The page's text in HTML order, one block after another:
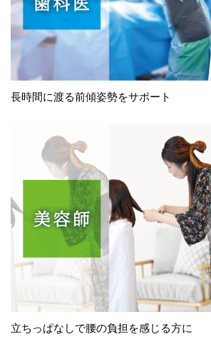
長時間に渡る前傾姿勢をサポート
立ちっぱなしで腰の負担を感じる方に